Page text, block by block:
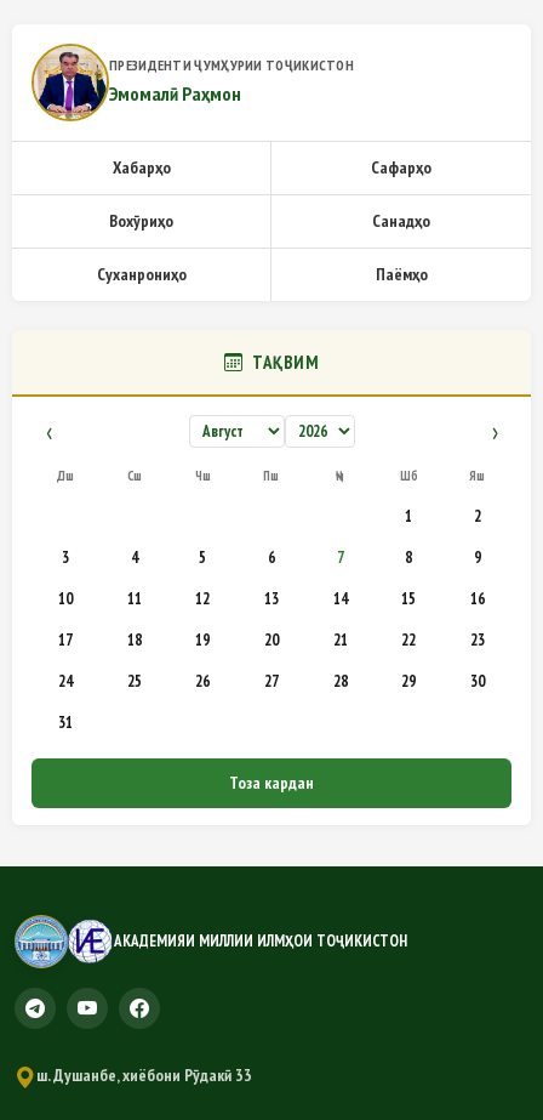
ПРЕЗИДЕНТИ ҶУМҲУРИИ ТОҶИКИСТОН
Эмомалӣ Раҳмон
Хабарҳо Сафарҳо
Вохӯриҳо Санадҳо
Суханрониҳо Паёмҳо
ТАҚВИМ
‹ ›
Дш Сш Чш Пш Ҷм Шб Яш
1
2
3
4 5 6 7 8
9
10
11 12 13 14 15
16
17
18 19 20 21 22
23
24
25 26 27 28 29
30
31
Тоза кардан
АКАДЕМИЯИ МИЛЛИИ ИЛМҲОИ ТОҶИКИСТОН
ш. Душанбе, хиёбони Рӯдакӣ 33